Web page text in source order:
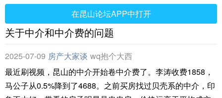
在昆山论坛APP中打开
关于中介和中介费的问题
2025-07-09 房产大家谈 wq抱个大西
瓜
最近刷视频，昆山的中介开始卷中介费了。李涛收费1858，
马公子从0.5%降到了4688。之前买房找过贝壳系的中介，印